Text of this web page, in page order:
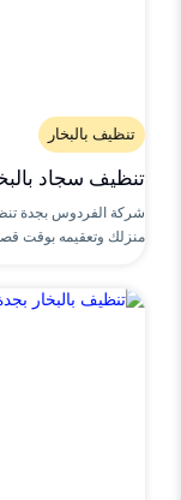
تنظيف بالبخار
تنظيف سجاد بالبخار
شركة الفردوس بجدة
منزلك وتعقيمه بوقت